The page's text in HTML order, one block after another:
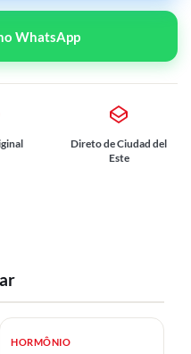
WhatsApp
Direto de Ciudad del
Este
HORMÔNIO